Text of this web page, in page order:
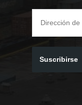
Suscribirse